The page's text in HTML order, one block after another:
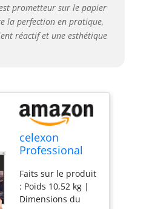
prometteur sur le papier
la perfection en pratique,
réactif et une esthétique
celexon
Professional
motorisé
Batterie 70" |
160x90cm 16:9
Faits sur le produit
: Poids 10,52 kg |
Dimensions du